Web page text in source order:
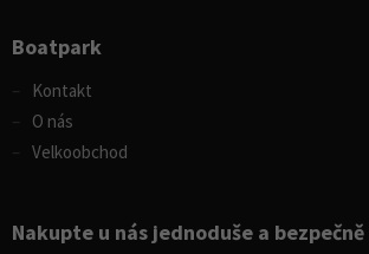
Boatpark
Kontakt
O nás
Velkoobchod
Nakupte u nás jednoduše a bezpečně